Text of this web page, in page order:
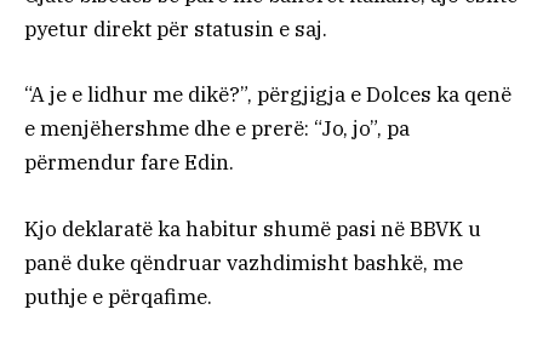
pyetur direkt për statusin e saj.
“A je e lidhur me dikë?”, përgjigja e Dolces ka qenë
e menjëhershme dhe e prerë: “Jo, jo”, pa
përmendur fare Edin.
Kjo deklaratë ka habitur shumë pasi në BBVK u
panë duke qëndruar vazhdimisht bashkë, me
puthje e përqafime.